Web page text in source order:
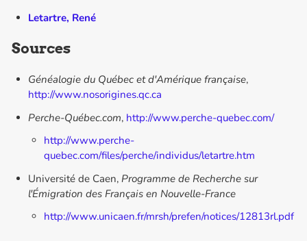
Letartre, René
Sources
Généalogie du Québec et d'Amérique française,
http://www.nosorigines.qc.ca
Perche-Québec.com, http://www.perche-quebec.com/
http://www.perche-
quebec.com/files/perche/individus/letartre.htm
Université de Caen, Programme de Recherche sur
l'Émigration des Français en Nouvelle-France
http://www.unicaen.fr/mrsh/prefen/notices/12813rl.pdf